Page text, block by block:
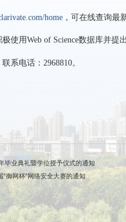
home，可在线查询最
使用Web of Science数据库并提
系电话：2968810。
毕业典礼暨学位授予仪式的通知
御网杯”网络安全大赛的通知